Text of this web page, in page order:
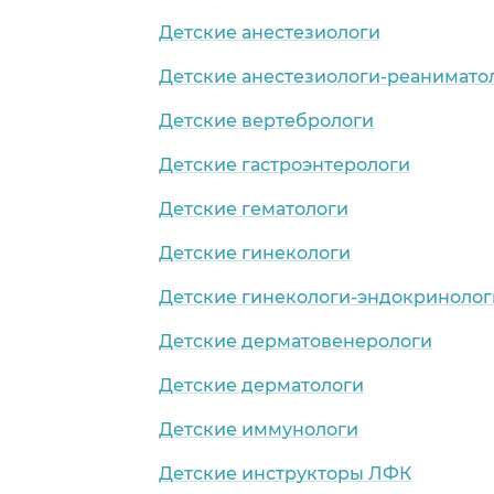
Детские анестезиологи
Детские анестезиологи-
Детские вертебрологи
Детские гастроэнтерологи
Детские гематологи
Детские гинекологи
Детские гинекологи-
Детские дерматовенерологи
Детские дерматологи
Детские иммунологи
Детские инструкторы ЛФК